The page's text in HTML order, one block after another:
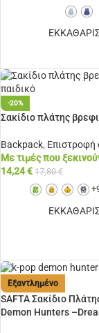
-20%
Σακίδιο πλάτης
Backpack, Επιστροφή
Με τιμές που
14,24€ 17,80€
Εξαντλημένο
SAFTA Σακίδιο
Demon Hunters